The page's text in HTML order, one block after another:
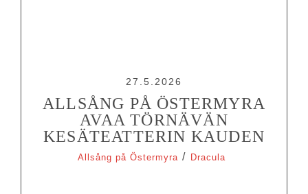
27.5.2026
ALLSÅNG PÅ ÖSTERMYRA
AVAA TÖRNÄVÄN
KESÄTEATTERIN KAUDEN
Allsång på Östermyra / Dracula